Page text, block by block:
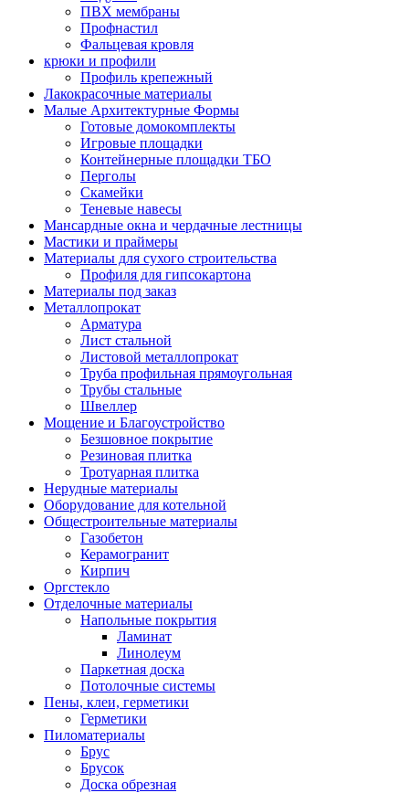
ПВХ мембраны
Профнастил
Фальцевая кровля
крюки и профили
Профиль крепежный
Лакокрасочные материалы
Малые Архитектурные Формы
Готовые домокомплекты
Игровые площадки
Контейнерные площадки ТБО
Перголы
Скамейки
Теневые навесы
Мансардные окна и чердачные лестницы
Мастики и праймеры
Материалы для сухого строительства
Профиля для гипсокартона
Материалы под заказ
Металлопрокат
Арматура
Лист стальной
Листовой металлопрокат
Труба профильная прямоугольная
Трубы стальные
Швеллер
Мощение и Благоустройство
Безшовное покрытие
Резиновая плитка
Тротуарная плитка
Нерудные материалы
Оборудование для котельной
Общестроительные материалы
Газобетон
Керамогранит
Кирпич
Оргстекло
Отделочные материалы
Напольные покрытия
Ламинат
Линолеум
Паркетная доска
Потолочные системы
Пены, клеи, герметики
Герметики
Пиломатериалы
Брус
Брусок
Доска обрезная